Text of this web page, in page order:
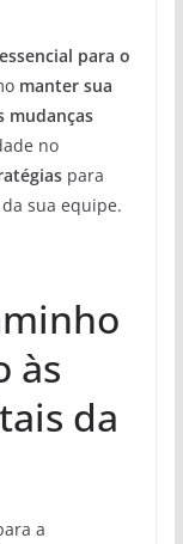
para o
manter sua
mudanças
no
para
sua equipe.
às
da
a